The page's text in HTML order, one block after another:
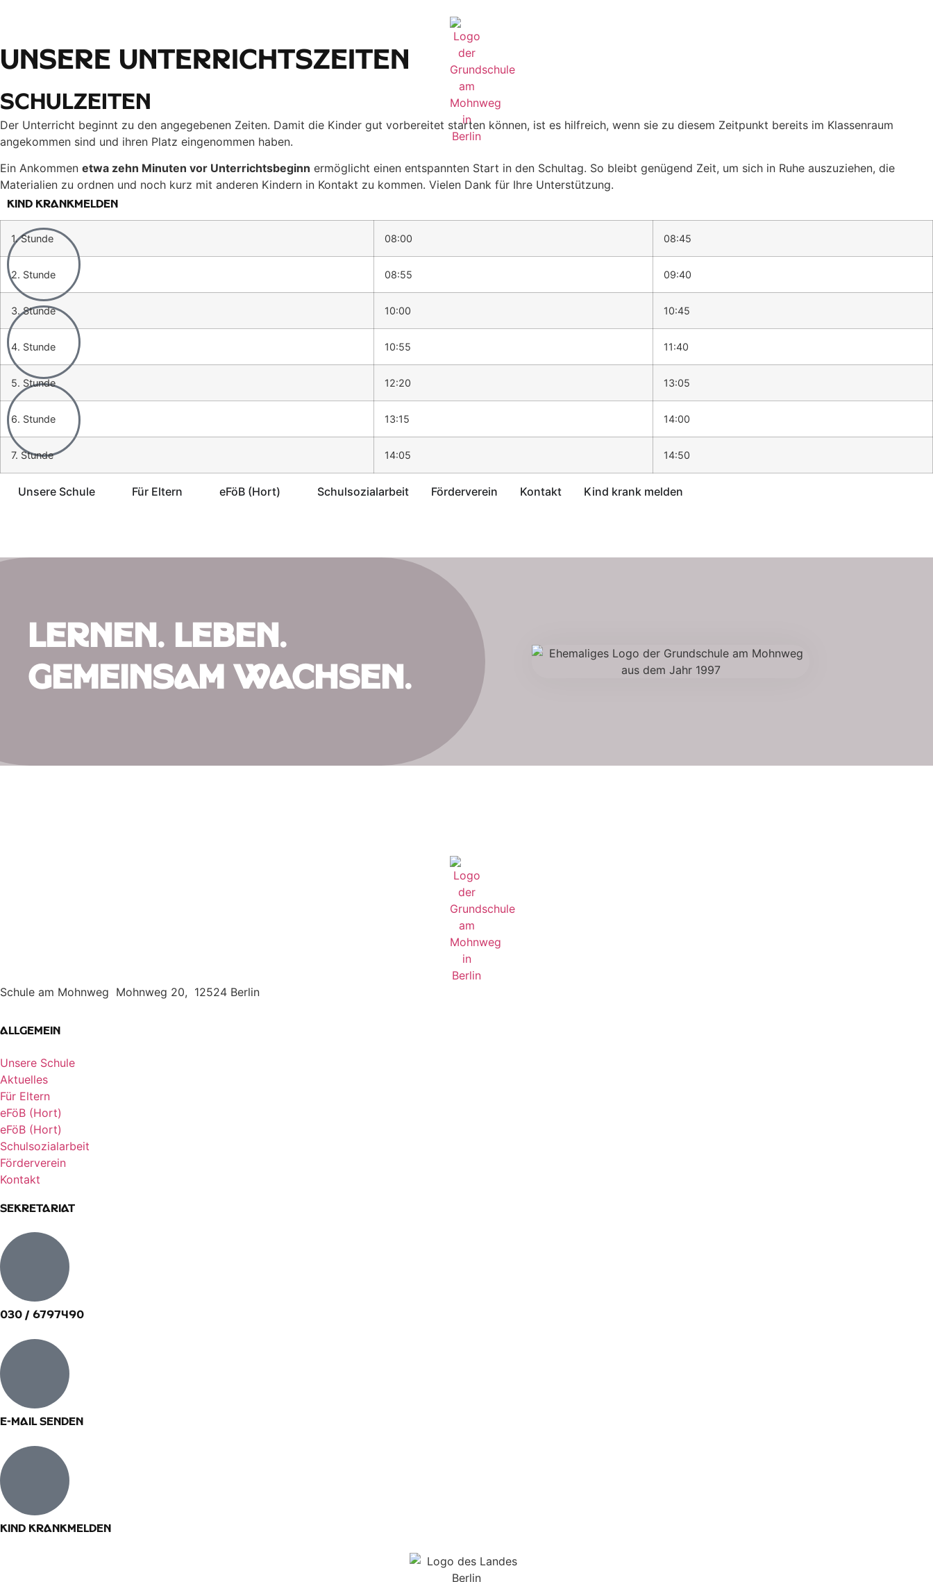
Kind krankmelden
Unsere Schule Für Eltern eFöB (Hort) Schulsozialarbeit Förderverein Kontakt Kind krank melden
Unsere Unterrichts­zeiten
Schulzeiten
Der Unterricht beginnt zu den angegebenen Zeiten. Damit die Kinder gut vorbereitet starten können, ist es hilfreich, wenn sie zu diesem Zeitpunkt bereits im Klassenraum
angekommen sind und ihren Platz eingenommen haben.
Ein Ankommen etwa zehn Minuten vor Unterrichtsbeginn ermöglicht einen entspannten Start in den Schultag. So bleibt genügend Zeit, um sich in Ruhe auszuziehen, die
Materialien zu ordnen und noch kurz mit anderen Kindern in Kontakt zu kommen. Vielen Dank für Ihre Unterstützung.
1. Stunde 08:00 08:45
2. Stunde 08:55 09:40
3. Stunde 10:00 10:45
4. Stunde 10:55 11:40
5. Stunde 12:20 13:05
6. Stunde 13:15 14:00
7. Stunde 14:05 14:50
Lernen. Leben.
Gemeinsam wachsen.
Schule am Mohnweg Mohnweg 20, 12524 Berlin
Allgemein
Unsere Schule
Aktuelles
Für Eltern
eFöB (Hort)
eFöB (Hort)
Schulsozialarbeit
Förderverein
Kontakt
Sekretariat
030 / 6797490
E-Mail senden​
Kind krankmelden